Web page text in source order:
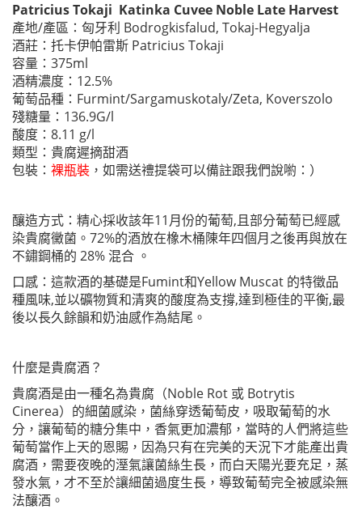
Patricius Tokaji Katinka Cuvee Noble Late Harvest
產地/產區：匈牙利 Bodrogkisfalud, Tokaj-Hegyalja
酒莊：托卡伊帕雷斯 Patricius Tokaji
容量：375ml
酒精濃度：12.5%
葡萄品種：Furmint/Sargamuskotaly/Zeta, Koverszolo
殘糖量：136.9G/l
酸度：8.11 g/l
類型：貴腐遲摘甜酒
包裝： 裸瓶裝 ，如需送禮提袋可以備註跟我們說喲：）
釀造方式：精心採收該年11月份的葡萄,且部分葡萄已經感
染貴腐黴菌。72%的酒放在橡木桶陳年四個月之後再與放在
不鏽鋼桶的 28% 混合 。
口感：這款酒的基礎是Fumint和Yellow Muscat 的特徵品
種風味,並以礦物質和清爽的酸度為支撐,達到極佳的平衡,最
後以長久餘韻和奶油感作為結尾。
什麼是貴腐酒？
貴腐酒是由一種名為貴腐（Noble Rot 或 Botrytis
Cinerea）的細菌感染，菌絲穿透葡萄皮，吸取葡萄的水
分，讓葡萄的糖分集中，香氣更加濃郁，當時的人們將這些
葡萄當作上天的恩賜，因為只有在完美的天況下才能產出貴
腐酒，需要夜晚的溼氣讓菌絲生長，而白天陽光要充足，蒸
發水氣，才不至於讓細菌過度生長，導致葡萄完全被感染無
法釀酒。